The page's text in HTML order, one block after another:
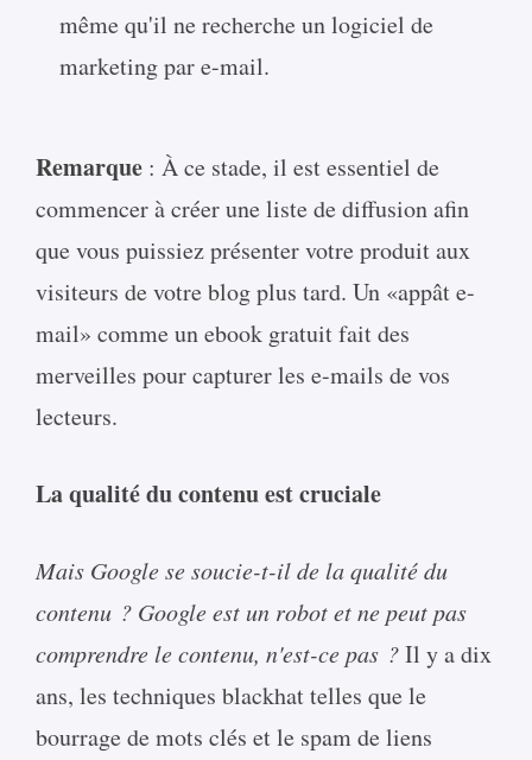
même qu'il ne recherche un logiciel de
marketing par e-mail.
Remarque : À ce stade, il est essentiel de
commencer à créer une liste de diffusion afin
que vous puissiez présenter votre produit aux
visiteurs de votre blog plus tard. Un «appât e-
mail» comme un ebook gratuit fait des
merveilles pour capturer les e-mails de vos
lecteurs.
La qualité du contenu est cruciale
Mais Google se soucie-t-il de la qualité du
contenu ? Google est un robot et ne peut pas
comprendre le contenu, n'est-ce pas ?Il y a dix
ans, les techniques blackhat telles que le
bourrage de mots clés et le spam de liens